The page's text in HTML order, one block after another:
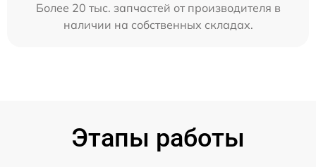
Более 20 тыс. запчастей от производителя в
наличии на собственных складах.
Этапы работы